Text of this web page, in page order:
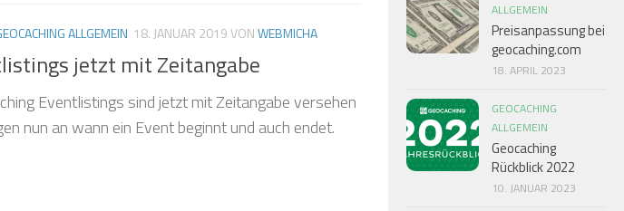
ALLGEMEIN 18. JANUAR 2019VONWEBMICHA
jetzt mit Zeitangabe
Eventlistings sind jetzt mit Zeitangabe versehen
nun an wann ein Event beginnt und auch endet.
ALLGEMEIN
Preisanpassung bei
geocaching.com
18. APRIL 2023
GEOCACHING
ALLGEMEIN
Geocaching
Rückblick 2022
10. JANUAR 2023